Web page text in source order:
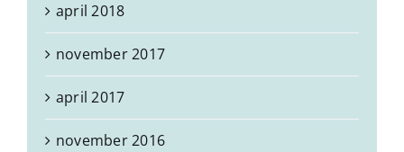
april 2018
november 2017
april 2017
november 2016